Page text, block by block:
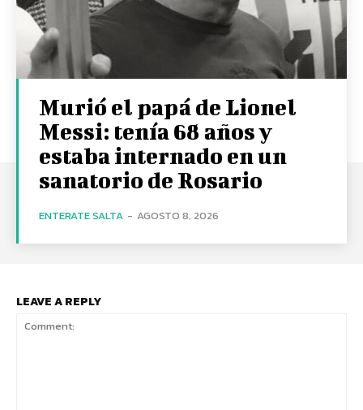
Murió el papá de Lionel
Messi: tenía 68 años y
estaba internado en un
sanatorio de Rosario
ENTERATE SALTA - AGOSTO 8, 2026
LEAVE A REPLY